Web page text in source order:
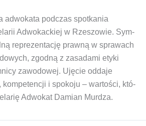
adwo­ka­ta pod­czas spo­tka­nia
Adwo­kac­kiej w Rze­szo­wie. Sym­
repre­zen­ta­cję praw­ną w spra­wach
zgod­ną z zasa­da­mi ety­ki
zawo­do­wej. Uję­cie odda­je
kom­pe­ten­cji i spo­ko­ju – war­to­ści, któ­
Adwo­kat Damian Murdza.